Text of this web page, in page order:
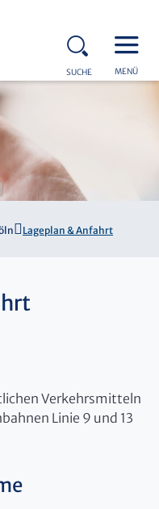
SUCHE MENÜ
Lageplan & Anfahrt
Verkehrsmitteln
Linie 9 und 13